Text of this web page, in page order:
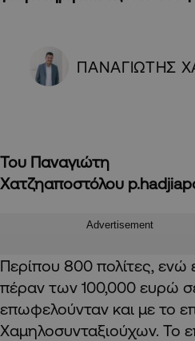
ΠΑΝΑΓΙΩΤΗΣ
Του Παναγιώτη
Χατζηαποστόλου
Advertisement
Περίπου 800 πολίτες, ενώ
πέραν των 100,000 ευρώ
επωφελούνταν και με το
Χαμηλοσυνταξιούχων. Το